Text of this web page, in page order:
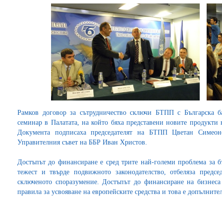
Рамков договор за сътрудничество сключи БТПП с Българска
семинар в Палатата, на който бяха представени новите
Документа подписаха председателят на БТПП Цветан
Управителния съвет на ББР Иван Христов.
Достъпът до финансиране е сред трите най-големи проблема за
тежест и твърде подвижното законодателство, отбеляза
сключеното споразумение. Достъпът до финансиране на
правила за усвояване на европейските средства и това е